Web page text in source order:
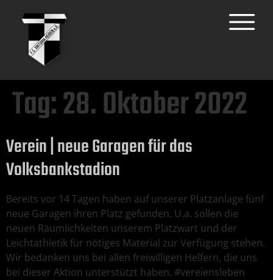
Tag:28. Oktober 2022
Verein | neue Garagen für das
Volksbankstadion
Bereits vor 14 Tagen haben auf unserer Platzanlage fünf
neue Garagen ihren Platz gefunden. U.a. sollen die
neuen Räumlichkeiten unserem Platzwart und der
Leichtathletik für nötiges Material zur Verfügung stehen.
Wir bedanken uns bei allen freiwilligen Helfern, die uns
bei dieser Aktion unterstützt haben. #vereiensleben